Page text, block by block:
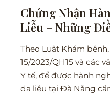
Chứng Nhận
Liễu – Những
Theo Luật Khám
15/2023/QH15 và các
Y tế, để được hành
da liễu tại Đà Nẵng